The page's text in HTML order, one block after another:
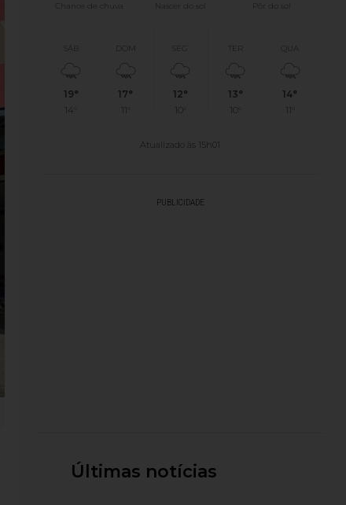
Chance de chuva
Nascer do sol Pôr do sol
SÁB
19°
14°
DOM
17°
11°
12°
10°
TER
13°
10°
QUA
14°
11°
Atualizado às 15h01
PUBLICIDADE
Últimas notícias